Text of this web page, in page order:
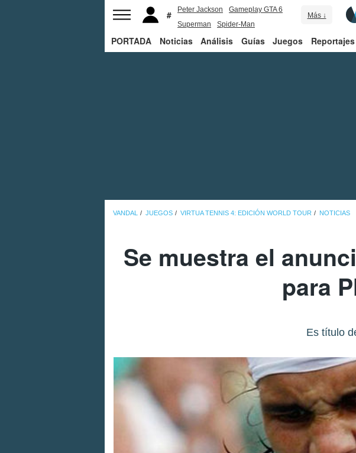
Peter Jackson
Gameplay GTA 6
Superman
Spider-Man
Más ↓
PORTADA Noticias Análisis Guías Juegos Reportajes
VANDAL JUEGOS VIRTUA TENNIS 4: EDICIÓN WORLD TOUR NOTICIAS
Se muestra el
para
Es título